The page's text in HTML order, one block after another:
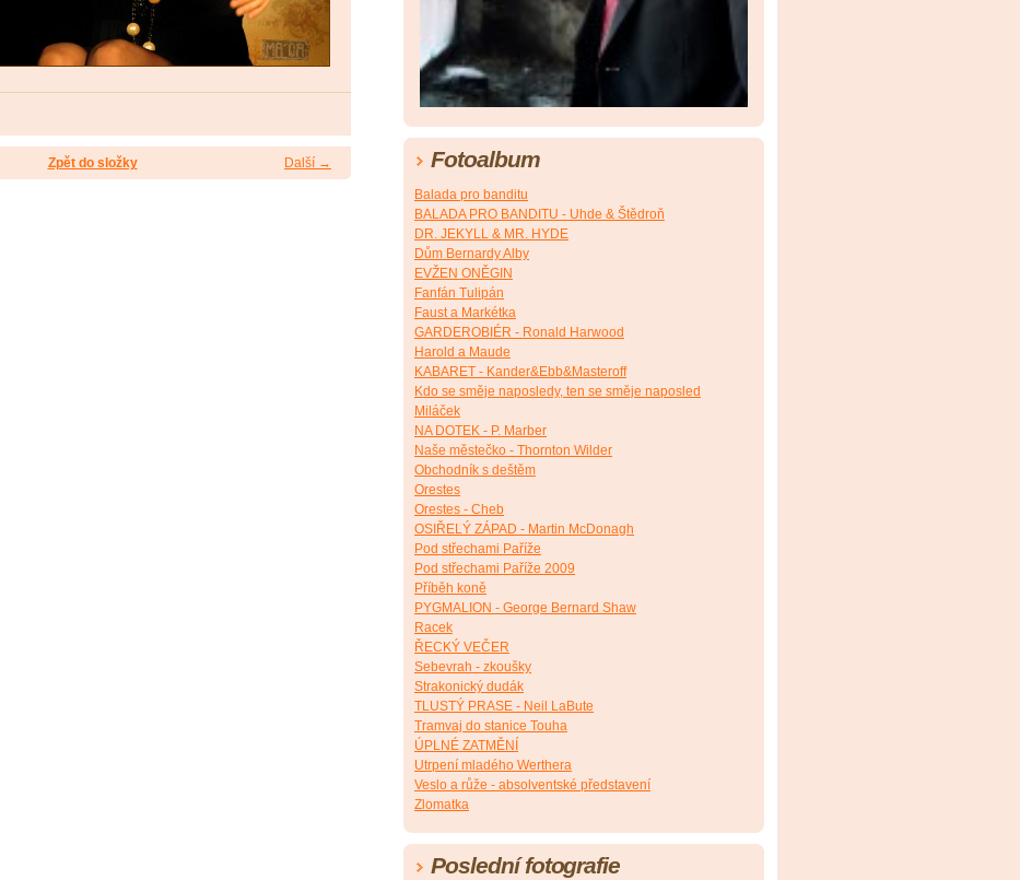
Další →
Zpět do složky Fotoalbum
Balada pro banditu
BALADA PRO BANDITU - Uhde & Štědroň
DR. JEKYLL & MR. HYDE
Dům Bernardy Alby
EVŽEN ONĚGIN
Fanfán Tulipán
Faust a Markétka
GARDEROBIÉR - Ronald Harwood
Harold a Maude
KABARET - Kander&Ebb&Masteroff
Kdo se směje naposledy, ten se směje naposled
Miláček
NA DOTEK - P. Marber
Naše městečko - Thornton Wilder
Obchodník s deštěm
Orestes
Orestes - Cheb
OSIŘELÝ ZÁPAD - Martin McDonagh
Pod střechami Paříže
Pod střechami Paříže 2009
Příběh koně
PYGMALION - George Bernard Shaw
Racek
ŘECKÝ VEČER
Sebevrah - zkoušky
Strakonický dudák
TLUSTÝ PRASE - Neil LaBute
Tramvaj do stanice Touha
ÚPLNÉ ZATMĚNÍ
Utrpení mladého Werthera
Veslo a růže - absolventské představení
Zlomatka
Poslední fotografie